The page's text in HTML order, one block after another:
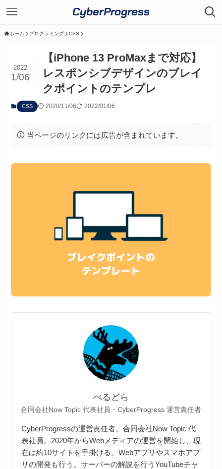
CyberProgress
ホーム プログラミング CSS
【iPhone 13 ProMaxまで対応】
レスポンシブデザインのブレイ
クポイントのテンプレ
2022
1/06
CSS 2020/11/06 2022/01/06
当ページのリンクには広告が含まれています。
べるどら
合同会社Now Topic 代表社員・CyberProgress 運営責任者
CyberProgressの運営責任者。合同会社Now Topic 代
表社員。2020年からWebメディアの運営を開始し、現
在は約10サイトを手掛ける。Webアプリやスマホアプ
リの開発も行う。サーバーの解説を行うYouTubeチャ